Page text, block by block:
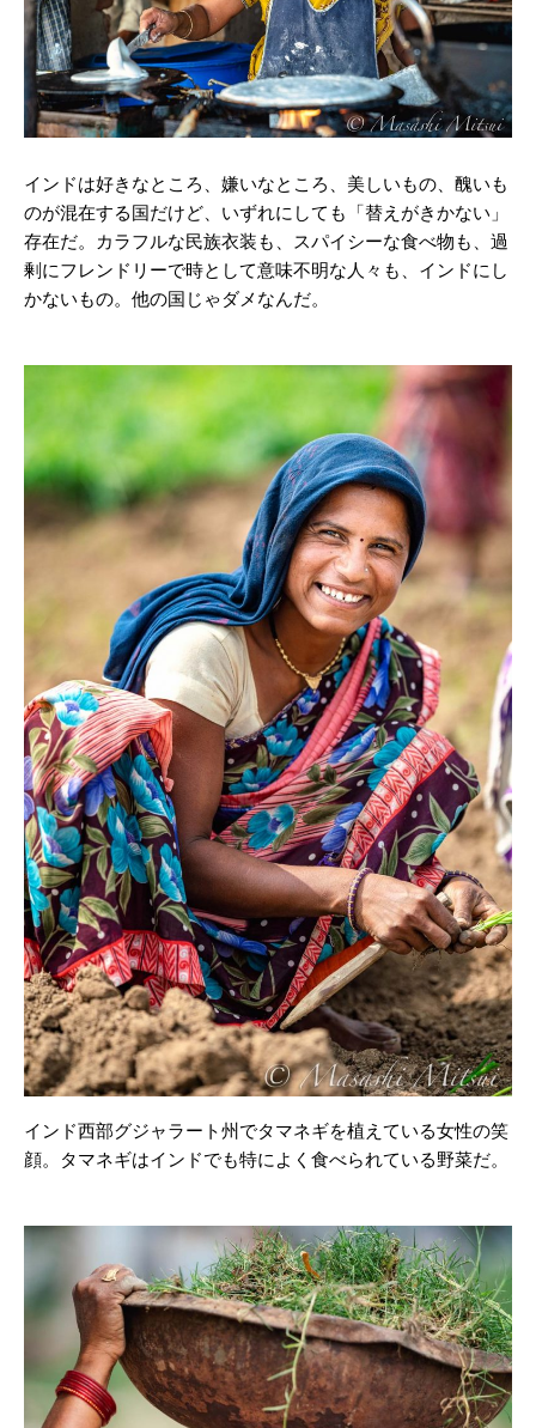
インドは好きなところ、嫌いなところ、美しいもの、醜いも
のが混在する国だけど、いずれにしても「替えがきかない」
存在だ。カラフルな民族衣装も、スパイシーな食べ物も、過
剰にフレンドリーで時として意味不明な人々も、インドにし
かないもの。他の国じゃダメなんだ。
インド西部グジャラート州でタマネギを植えている女性の笑
顔。タマネギはインドでも特によく食べられている野菜だ。